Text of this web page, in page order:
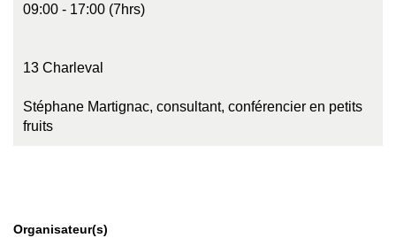
09:00 - 17:00 (7hrs)
13 Charleval
Stéphane Martignac, consultant, conférencier en petits
fruits
Organisateur(s)